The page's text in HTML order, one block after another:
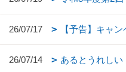
26/07/17 【予告】キャン
26/07/14 あるとうれしい